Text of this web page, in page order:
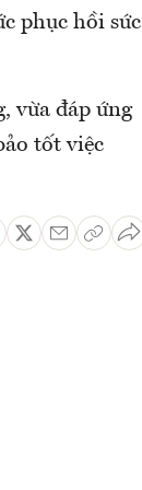
phục hồi sức
vừa đáp ứng
tốt việc